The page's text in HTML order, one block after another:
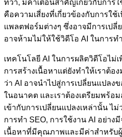
ทว่า, มีคำเตือนสำคัญเกี่ยวกับการ
คือความเสี่ยงที่เกี่ยวข้องกับการใช้
แพลตฟอร์มต่างๆ ซึ่งอาจมีการเป
อาจห้ามไม่ให้ใช้วิดีโอ AI ในการท
เทคโนโลยี AI ในการผลิตวิดีโอไม่
การสร้างเนื้อหาแต่ยังทำให้เราต้อ
ว่า AI อาจนำไปสู่การเปลี่ยนแปลง
ในอนาคต และเราต้องเตรียมพร้อ
เข้ากับการเปลี่ยนแปลงเหล่านั้น ไม่
การทำ SEO, การใช้งาน AI อย่าง
เนื้อหาที่มีคุณภาพและมีค่าสำหรับ